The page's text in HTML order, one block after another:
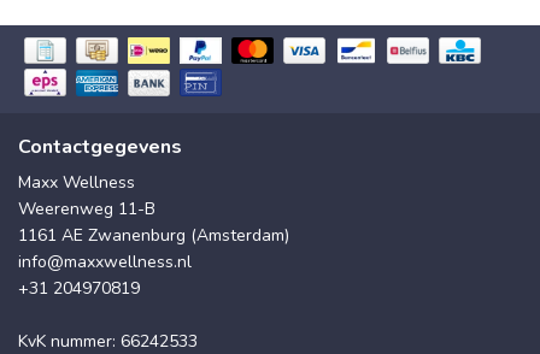
Contactgegevens
Maxx Wellness
Weerenweg 11-B
1161 AE Zwanenburg (Amsterdam)
info@maxxwellness.nl
+31 204970819
KvK nummer: 66242533